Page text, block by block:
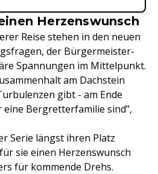
Herzenswunsch
Reise stehen in den neuen
der Bürgermeister-
Spannungen im Mittelpunkt.
am Dachstein
gibt - am Ende
eine Bergretterfamilie sind",
Serie längst ihren Platz
sie einen Herzenswunsch
für kommende Drehs.